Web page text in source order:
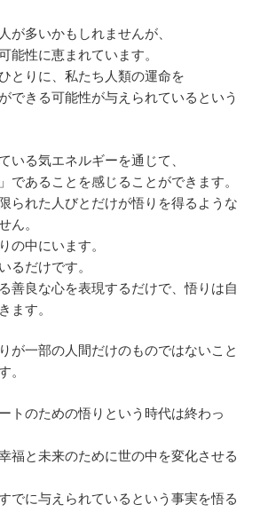
が多いかもしれませんが、
能性に恵まれています。
とりに、私たち人類の運命を
できる可能性が与えられているという
いる気エネルギーを通じて、
であることを感じることができます。
られた人びとだけが悟りを得るような
ん。
の中にいます。
るだけです。
善良な心を表現するだけで、悟りは自
ます。
が一部の人間だけのものではないこと
。
トのための悟りという時代は終わっ
福と未来のために世の中を変化させる
でに与えられているという事実を悟る